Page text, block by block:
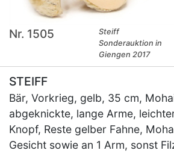
Nr. 1505
Steiff
Sonderauktion in
Giengen 2017
STEIFF
Bär, Vorkrieg, gelb, 35 cm,
abgeknickte, lange Arme,
Knopf, Reste gelber Fahne,
Gesicht sowie an 1 Arm, sonst